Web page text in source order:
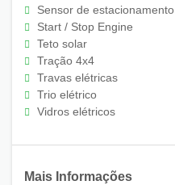
Sensor de estacionamento
Start / Stop Engine
Teto solar
Tração 4x4
Travas elétricas
Trio elétrico
Vidros elétricos
Mais Informações